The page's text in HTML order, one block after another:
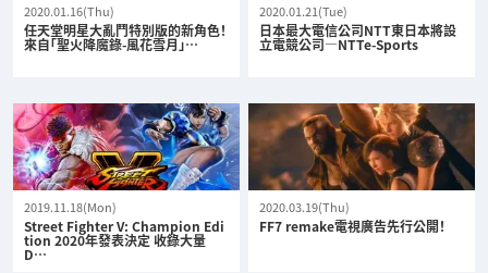
2020.01.16(Thu)
任天堂明星大亂鬥特別版的新角色！
來自「聖火降魔錄-風花雪月」…
2020.01.21(Tue)
日本最大電信公司NTT東日本將設
立電競公司—NTTe-Sports
2019.11.18(Mon)
Street Fighter V: Champion Edi
tion 2020年發表決定 收錄大量
D…
2020.03.19(Thu)
FF7 remake電視廣告先行公開！